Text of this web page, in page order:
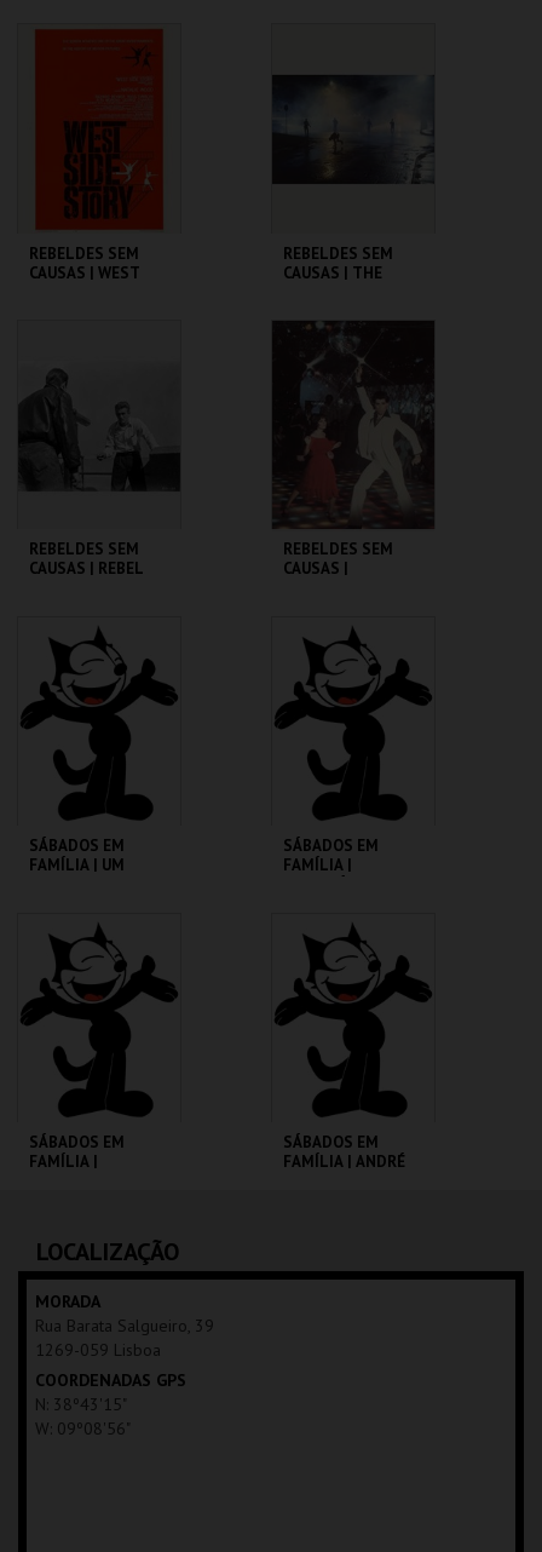
CINEMATECA
COMPRAR
REBELDES SEM
CAUSAS | WEST
MAIS INFO
COMPRAR
REBELDES SEM
CAUSAS | THE
CINEMATECA
MAIS INFO
COMPRAR
REBELDES SEM
CAUSAS | REBEL
CINEMATECA
MAIS INFO
COMPRAR
REBELDES SEM
CAUSAS |
CINEMATECA
MAIS INFO
COMPRAR
SÁBADOS EM
FAMÍLIA | UM
CINEMATECA
MAIS INFO
COMPRAR
SÁBADOS EM
FAMÍLIA |
CINEMATECA
MAIS INFO
COMPRAR
SÁBADOS EM
FAMÍLIA |
MAIS INFO
COMPRAR
SÁBADOS EM
FAMÍLIA | ANDRÉ
LOCALIZAÇÃO
MORADA
Rua Barata Salgueiro, 39
1269-059 Lisboa
COORDENADAS GPS
N: 38º43'15"
W: 09º08'56"